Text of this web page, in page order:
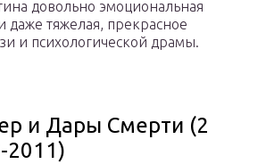
довольно эмоциональная
даже тяжелая, прекрасное
и психологической драмы.
и Дары Смерти (2
2011)